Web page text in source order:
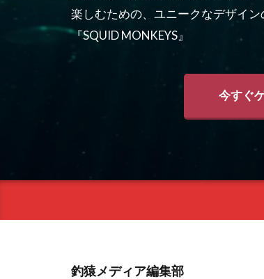
楽しむための、ユニークなデザイ
『SQUID MONKEYS』
今すぐ
釣猿メディア編集部